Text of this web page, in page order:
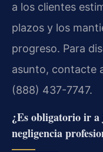
a los clientes
plazos y los
progreso. Para
asunto, contacte
(888) 437-7747.
¿Es obligatorio ir
negligencia